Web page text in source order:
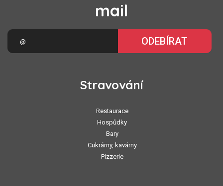
mail
ODEBÍRAT
Stravování
Restaurace
Hospůdky
Bary
Cukrárny, kavárny
Pizzerie